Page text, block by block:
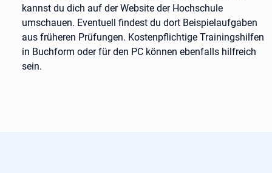
kannst du dich auf der Website der Hochschule
umschauen. Eventuell findest du dort Beispielaufgaben
aus früheren Prüfungen. Kostenpflichtige Trainingshilfen
in Buchform oder für den PC können ebenfalls hilfreich
sein.